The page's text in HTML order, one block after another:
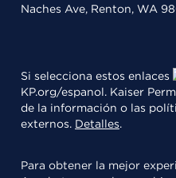
Naches Ave, Renton, WA
Si selecciona estos enlaces
KP.org/espanol. Kaiser
de la información o las
externos. Detalles.
Para obtener la mejor